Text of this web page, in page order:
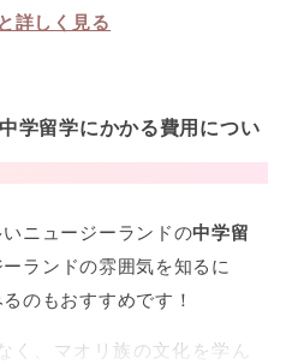
。
） ノースショア
ッジ（私立） クライストチャ
中学留学にかかる費用 につい
ニュージーランドの中学留
ランドの雰囲気を知るに
のもおすすめです！
く、マオリ族の文化を学ん